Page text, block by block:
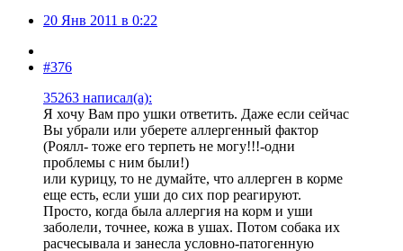
20 Янв 2011 в 0:22
#376
35263 написал(а):
Я хочу Вам про ушки ответить. Даже если сейчас
Вы убрали или уберете аллергенный фактор
(Роялл- тоже его терпеть не могу!!!-одни
проблемы с ним были!)
или курицу, то не думайте, что аллерген в корме
еще есть, если уши до сих пор реагируют.
Просто, когда была аллергия на корм и уши
заболели, точнее, кожа в ушах. Потом собака их
расчесывала и занесла условно-патогенную